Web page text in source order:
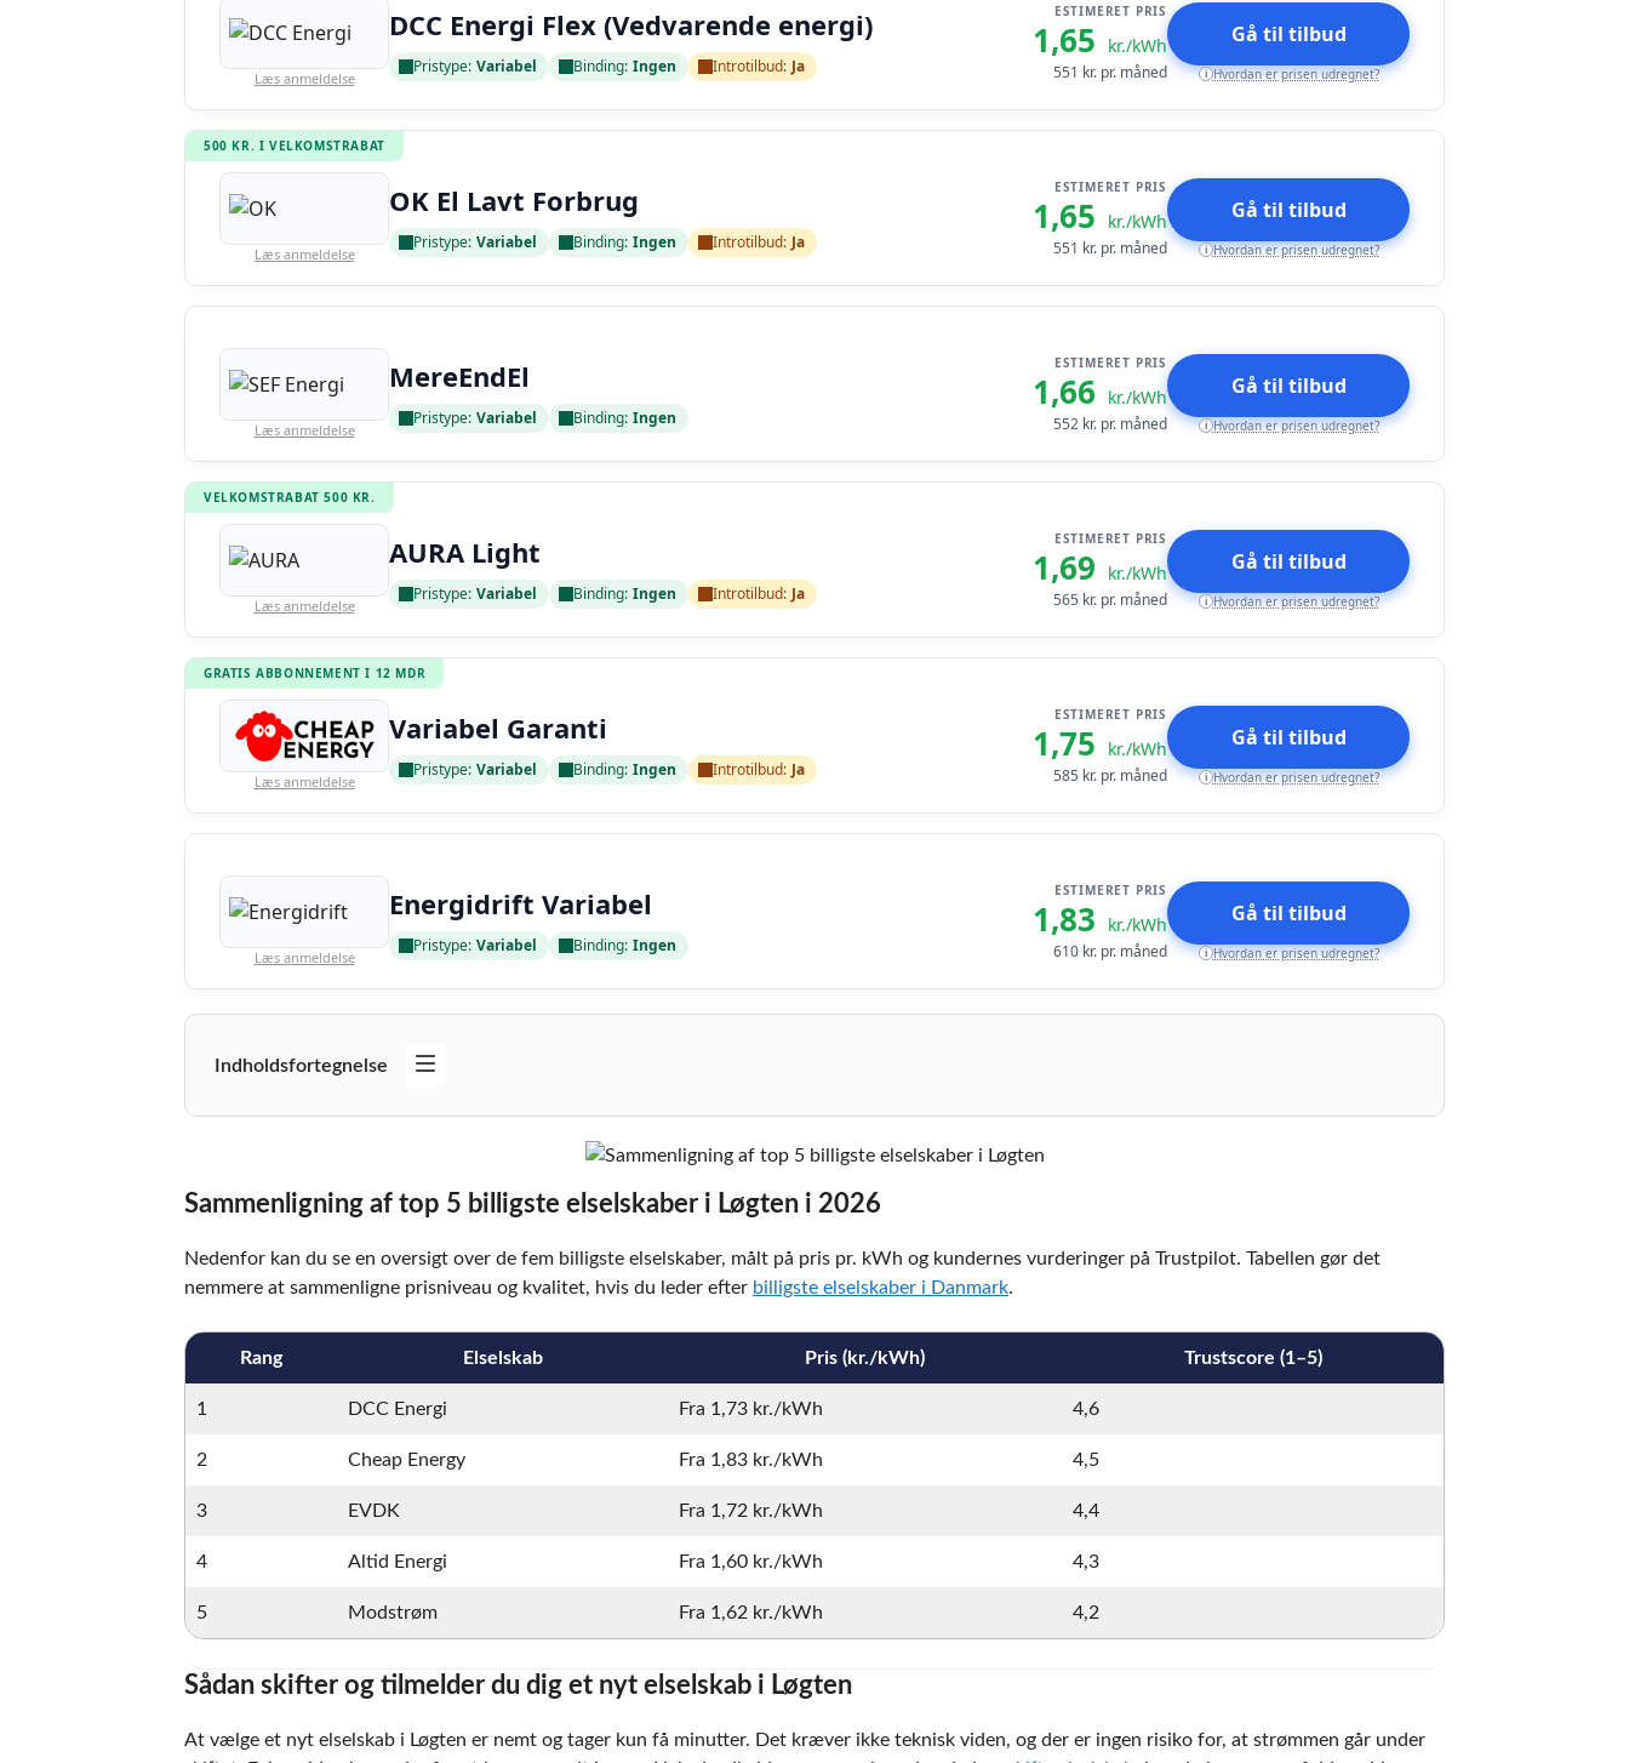
Læs anmeldelse
DCC Energi Flex (Vedvarende energi)
Pristype: Variabel Binding: Ingen Introtilbud: Ja
ESTIMERET PRIS
1,65 kr./kWh
551 kr. pr. måned
Gå til tilbud
i Hvordan er prisen udregnet?
500 KR. I VELKOMSTRABAT
Læs anmeldelse
OK El Lavt Forbrug
Pristype: Variabel Binding: Ingen Introtilbud: Ja
ESTIMERET PRIS
1,65 kr./kWh
551 kr. pr. måned
Gå til tilbud
i Hvordan er prisen udregnet?
Læs anmeldelse
MereEndEl
Pristype: Variabel Binding: Ingen
ESTIMERET PRIS
1,66 kr./kWh
552 kr. pr. måned
Gå til tilbud
i Hvordan er prisen udregnet?
VELKOMSTRABAT 500 KR.
Læs anmeldelse
AURA Light
Pristype: Variabel Binding: Ingen Introtilbud: Ja
ESTIMERET PRIS
1,69 kr./kWh
565 kr. pr. måned
Gå til tilbud
i Hvordan er prisen udregnet?
GRATIS ABBONNEMENT I 12 MDR
Læs anmeldelse
Variabel Garanti
Pristype: Variabel Binding: Ingen Introtilbud: Ja
ESTIMERET PRIS
1,75 kr./kWh
585 kr. pr. måned
Gå til tilbud
i Hvordan er prisen udregnet?
Læs anmeldelse
Energidrift Variabel
Pristype: Variabel Binding: Ingen
ESTIMERET PRIS
1,83 kr./kWh
610 kr. pr. måned
Gå til tilbud
i Hvordan er prisen udregnet?
Indholdsfortegnelse
Sammenligning af top 5 billigste elselskaber i Løgten i 2026
Nedenfor kan du se en oversigt over de fem billigste elselskaber, målt på pris pr. kWh og kundernes vurderinger på Trustpilot. Tabellen gør det
nemmere at sammenligne prisniveau og kvalitet, hvis du leder efter billigste elselskaber i Danmark.
Rang Elselskab Pris (kr./kWh) Trustscore (1–5)
1 DCC Energi Fra 1,73 kr./kWh 4,6
2 Cheap Energy Fra 1,83 kr./kWh 4,5
3 EVDK Fra 1,72 kr./kWh 4,4
4 Altid Energi Fra 1,60 kr./kWh 4,3
5 Modstrøm Fra 1,62 kr./kWh 4,2
Sådan skifter og tilmelder du dig et nyt elselskab i Løgten
At vælge et nyt elselskab i Løgten er nemt og tager kun få minutter. Det kræver ikke teknisk viden, og der er ingen risiko for, at strømmen går under